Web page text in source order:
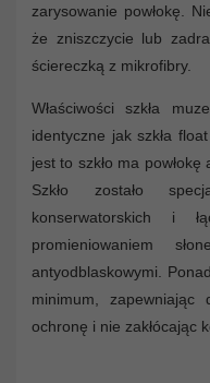
zarysowanie powłokę.
że zniszczycie lub
ściereczką z mikrofibry.
Właściwości szkła
identyczne jak szkła
jest to szkło ma
Szkło zostało
konserwatorskich i
promieniowaniem
antyodblaskowymi.
minimum, zapewniając
ochronę i nie zakłócając